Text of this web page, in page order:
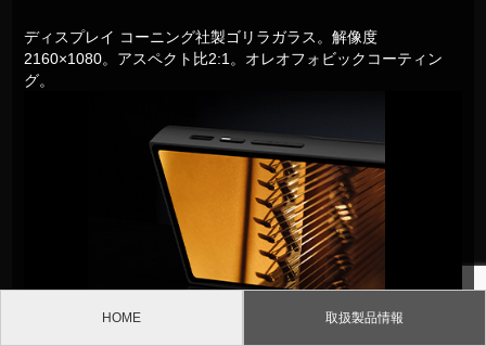
ディスプレイ コーニング社製ゴリラガラス。解像度
2160×1080。アスペクト比2:1。オレオフォビックコーティン
グ。
HOME 取扱製品情報